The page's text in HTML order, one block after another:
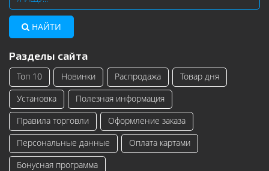
НАЙТИ
Разделы сайта
Топ 10 Новинки Распродажа
Товар дня
Установка
Полезная информация
Правила торговли
Оформление заказа
Персональные данные
Оплата картами
Бонусная программа